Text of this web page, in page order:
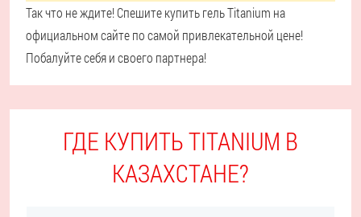
Так что не ждите! Спешите купить гель Titanium на
официальном сайте по самой привлекательной цене!
Побалуйте себя и своего партнера!
ГДЕ КУПИТЬ TITANIUM В
КАЗАХСТАНЕ?